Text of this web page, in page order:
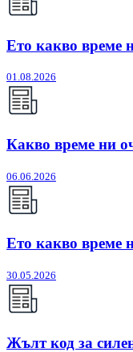
Ето какво време
01.08.2026
Какво време ни
06.06.2026
Ето какво време
30.05.2026
Жълт код за